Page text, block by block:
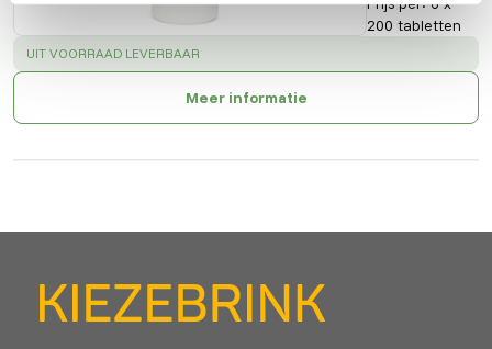
200 tabletten
SUCCESS:
UIT VOORRAAD LEVERBAAR
Meer informatie